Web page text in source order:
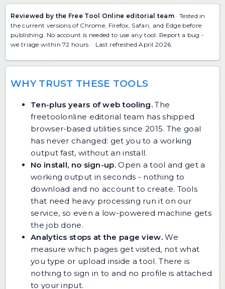
Reviewed by the Free Tool Online editorial team · Tested in
the current versions of Chrome, Firefox, Safari, and Edge before
publishing. No account is needed to use any tool. Report a bug -
we triage within 72 hours. · Last refreshed April 2026.
WHY TRUST THESE TOOLS
Ten-plus years of web tooling. The
freetoolonline editorial team has shipped
browser-based utilities since 2015. The goal
has never changed: get you to a working
output fast, without an install.
No install, no sign-up.Open a tool and get a
working output in seconds - nothing to
download and no account to create. Tools
that need heavy processing run it on our
service, so even a low-powered machine gets
the job done.
Analytics stops at the page view.We
measure which pages get visited, not what
you type or upload inside a tool. There is
nothing to sign in to and no profile is attached
to your input.